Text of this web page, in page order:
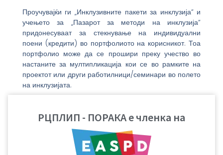
Проучувајќи ги „Инклузивните пакети за инклузија” и
учењето за „Пазарот за методи на инклузија”
придонесуваат за стекнување на индивидуални
поени (кредити) во портфолиото на корисникот. Тоа
портфолио може да се прошири преку учество во
настаните за мултипликација кои се во рамките на
проектот или други работилници/семинари во полето
на инклузијата.
материјалите, алатките, ширење на
информациите, настани, учество и корисни
линкови можете да најдете на: www.early-
inclusion.eu и office@sinn-avaluation.at
РЦПЛИП - ПОРАКА е членка на